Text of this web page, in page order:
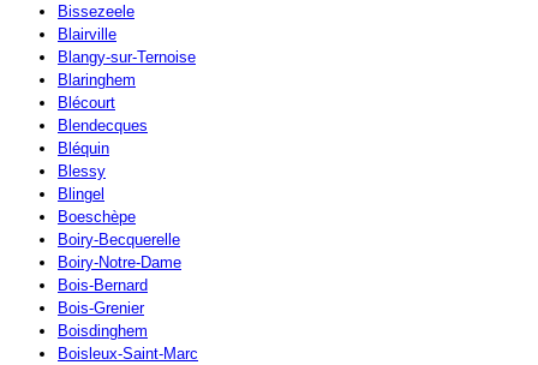
Bissezeele
Blairville
Blangy-sur-Ternoise
Blaringhem
Blécourt
Blendecques
Bléquin
Blessy
Blingel
Boeschèpe
Boiry-Becquerelle
Boiry-Notre-Dame
Bois-Bernard
Bois-Grenier
Boisdinghem
Boisleux-Saint-Marc